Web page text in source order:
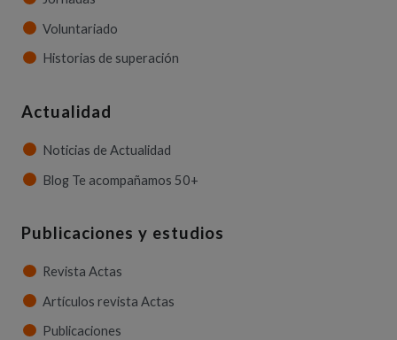
Voluntariado
Historias de superación
Actualidad
Noticias de Actualidad
Blog Te acompañamos 50+
Publicaciones y estudios
Revista Actas
Artículos revista Actas
Publicaciones